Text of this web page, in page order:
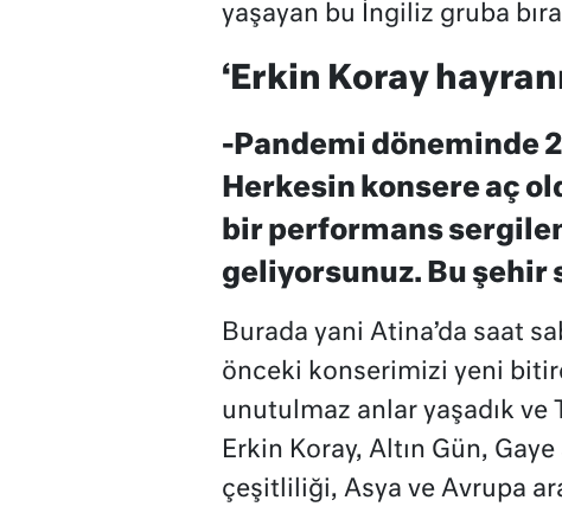
yaşayan bu İngiliz gruba
‘Erkin Koray
-Pandemi döneminde
Herkesin konsere aç
bir performans
geliyorsunuz. Bu şehir
Burada yani Atina’da saat
önceki konserimizi yeni
unutulmaz anlar yaşadık ve
Erkin Koray, Altın Gün,
çeşitliliği, Asya ve Avrupa